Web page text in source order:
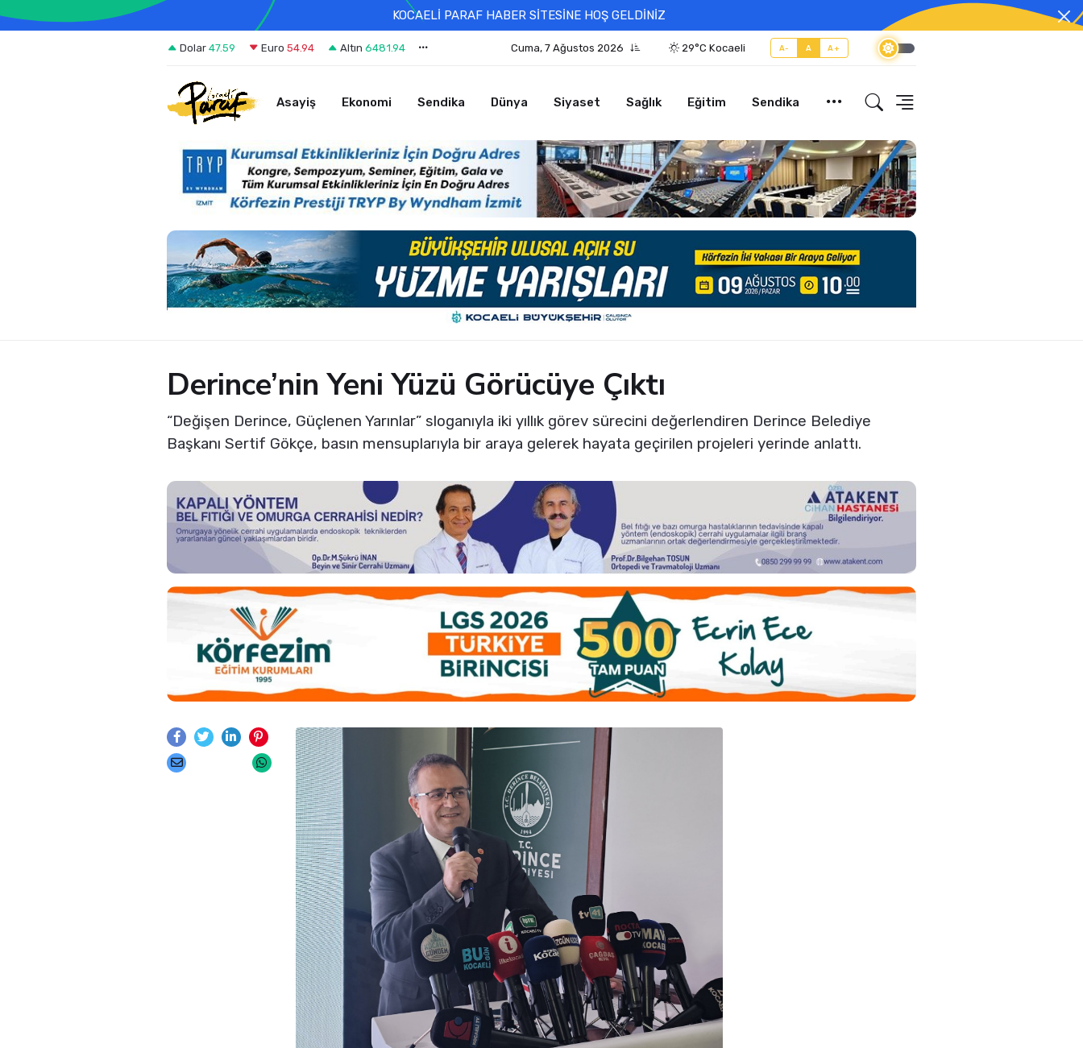
KOCAELİ PARAF HABER SİTESİNE HOŞ GELDİNİZ
Dolar 47.59 Euro 54.94 Altın 6481.94 Cuma, 7 Ağustos 2026 29°C Kocaeli A- A A+
Asayiş Ekonomi Sendika Dünya Siyaset Sağlık Eğitim Sendika
Derince’nin Yeni Yüzü Görücüye Çıktı
“Değişen Derince, Güçlenen Yarınlar” sloganıyla iki yıllık görev sürecini değerlendiren Derince Belediye
Başkanı Sertif Gökçe, basın mensuplarıyla bir araya gelerek hayata geçirilen projeleri yerinde anlattı.